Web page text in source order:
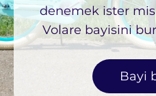
denemek ister
Volare bayisini
Bayi